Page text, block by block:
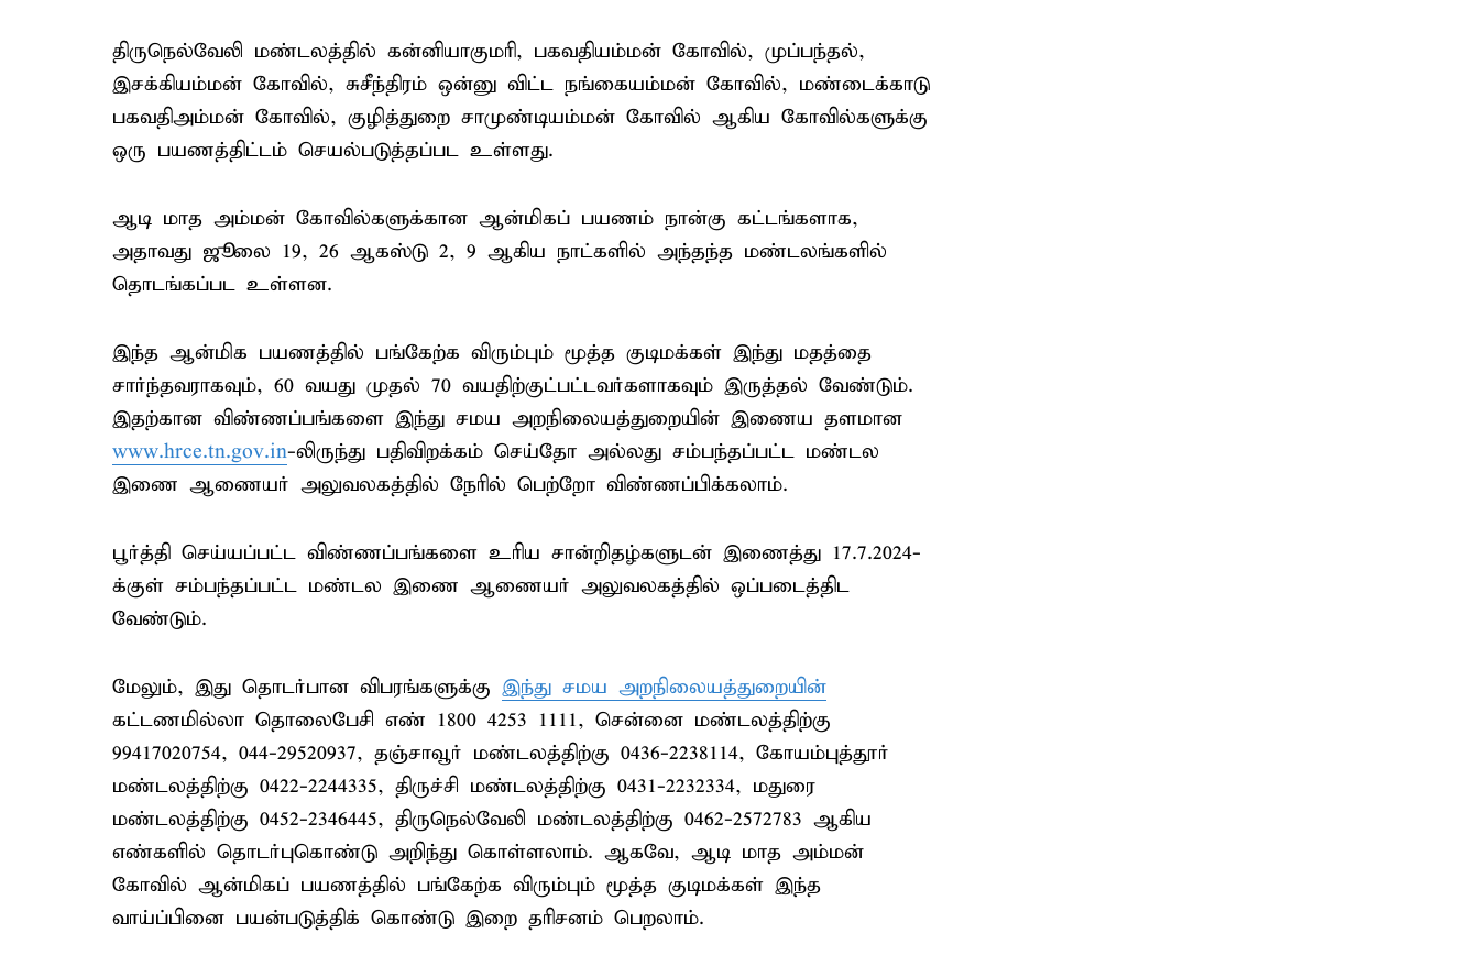
திருநெல்வேலி மண்டலத்தில் கன்னியாகுமரி, பகவதியம்மன் கோவில், முப்பந்தல்,
இசக்கியம்மன் கோவில், சுசீந்திரம் ஒன்னு விட்ட நங்கையம்மன் கோவில், மண்டைக்காடு
பகவதிஅம்மன் கோவில், குழித்துறை சாமுண்டியம்மன் கோவில் ஆகிய கோவில்களுக்கு
ஒரு பயணத்திட்டம் செயல்படுத்தப்பட உள்ளது.
ஆடி மாத அம்மன் கோவில்களுக்கான ஆன்மிகப் பயணம் நான்கு கட்டங்களாக,
அதாவது ஜூலை 19, 26 ஆகஸ்டு 2, 9 ஆகிய நாட்களில் அந்தந்த மண்டலங்களில்
தொடங்கப்பட உள்ளன.
இந்த ஆன்மிக பயணத்தில் பங்கேற்க விரும்பும் மூத்த குடிமக்கள் இந்து மதத்தை
சார்ந்தவராகவும், 60 வயது முதல் 70 வயதிற்குட்பட்டவர்களாகவும் இருத்தல் வேண்டும்.
இதற்கான விண்ணப்பங்களை இந்து சமய அறநிலையத்துறையின் இணைய தளமான
www.hrce.tn.gov.in-லிருந்து பதிவிறக்கம் செய்தோ அல்லது சம்பந்தப்பட்ட மண்டல
இணை ஆணையர் அலுவலகத்தில் நேரில் பெற்றோ விண்ணப்பிக்கலாம்.
பூர்த்தி செய்யப்பட்ட விண்ணப்பங்களை உரிய சான்றிதழ்களுடன் இணைத்து 17.7.2024-
க்குள் சம்பந்தப்பட்ட மண்டல இணை ஆணையர் அலுவலகத்தில் ஒப்படைத்திட
வேண்டும்.
மேலும், இது தொடர்பான விபரங்களுக்கு இந்து சமய அறநிலையத்துறையின்
கட்டணமில்லா தொலைபேசி எண் 1800 4253 1111, சென்னை மண்டலத்திற்கு
99417020754, 044-29520937, தஞ்சாவூர் மண்டலத்திற்கு 0436-2238114, கோயம்புத்தூர்
மண்டலத்திற்கு 0422-2244335, திருச்சி மண்டலத்திற்கு 0431-2232334, மதுரை
மண்டலத்திற்கு 0452-2346445, திருநெல்வேலி மண்டலத்திற்கு 0462-2572783 ஆகிய
எண்களில் தொடர்புகொண்டு அறிந்து கொள்ளலாம். ஆகவே, ஆடி மாத அம்மன்
கோவில் ஆன்மிகப் பயணத்தில் பங்கேற்க விரும்பும் மூத்த குடிமக்கள் இந்த
வாய்ப்பினை பயன்படுத்திக் கொண்டு இறை தரிசனம் பெறலாம்.